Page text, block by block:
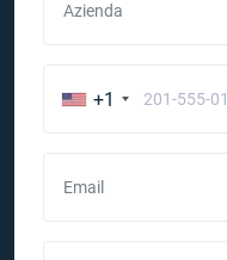
Azienda
+1
Email